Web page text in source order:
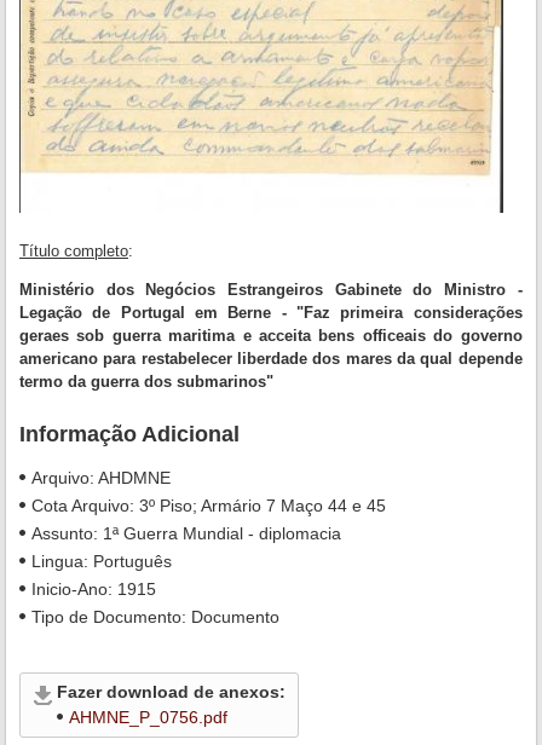
Título completo:
Ministério dos Negócios Estrangeiros Gabinete do Ministro -
Legação de Portugal em Berne - "Faz primeira considerações
geraes sob guerra maritima e acceita bens officeais do governo
americano para restabelecer liberdade dos mares da qual depende
termo da guerra dos submarinos"
Informação Adicional
Arquivo: AHDMNE
Cota Arquivo: 3º Piso; Armário 7 Maço 44 e 45
Assunto: 1ª Guerra Mundial - diplomacia
Lingua: Português
Inicio-Ano: 1915
Tipo de Documento: Documento
Fazer download de anexos:
AHMNE_P_0756.pdf